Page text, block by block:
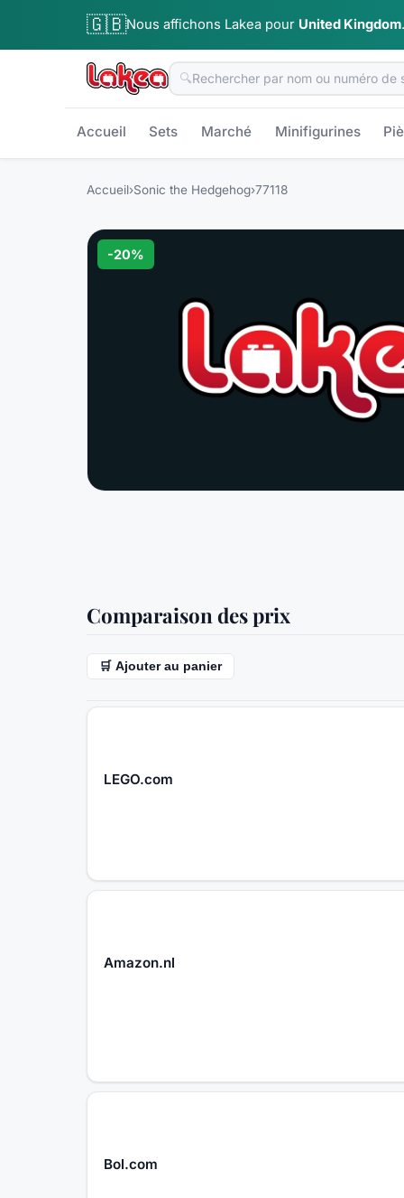
🇬🇧Nous affichons Lakea pour United Kingdom
🔍
Accueil Sets Marché Minifigurines
Accueil›Sonic the Hedgehog›77118
-20%
Comparaison des prix
🛒 Ajouter au panier
LEGO.com
Amazon.nl
Bol.com